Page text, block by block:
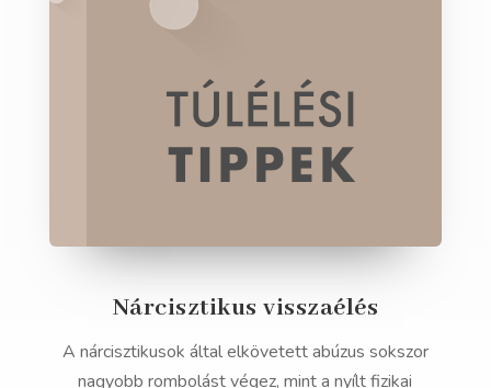
Nárcisztikus visszaélés
A nárcisztikusok által elkövetett abúzus sokszor
nagyobb rombolást végez, mint a nyílt fizikai